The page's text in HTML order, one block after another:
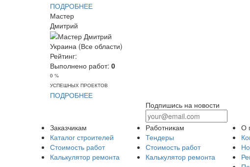
ПОДРОБНЕЕ
Мастер
Дмитрий
Украина (Все области)
Рейтинг:
Выполнено работ: 0
0 %
УСПЕШНЫХ ПРОЕКТОВ
ПОДРОБНЕЕ
Подпишись на новости
Заказчикам
Каталог строителей
Стоимость работ
Калькулятор ремонта
Работникам
Тендеры
Стоимость работ
Калькулятор ремонта
О